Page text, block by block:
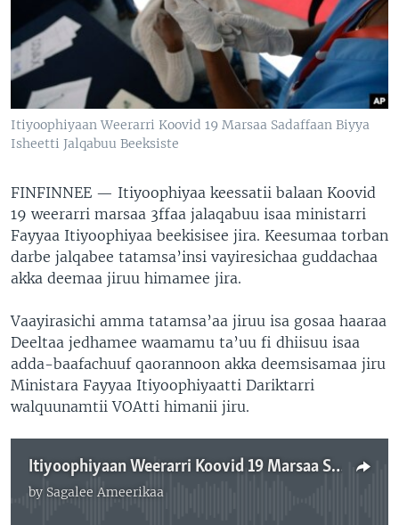
Itiyoophiyaan Weerarri Koovid 19 Marsaa Sadaffaan Biyya
Isheetti Jalqabuu Beeksiste
FINFINNEE — Itiyoophiyaa keessatii balaan Koovid
19 weerarri marsaa 3ffaa jalaqabuu isaa ministarri
Fayyaa Itiyoophiyaa beekisisee jira. Keesumaa torban
darbe jalqabee tatamsa’insi vayiresichaa guddachaa
akka deemaa jiruu himamee jira.
Vaayirasichi amma tatamsa’aa jiruu isa gosaa haaraa
Deeltaa jedhamee waamamu ta’uu fi dhiisuu isaa
adda-baafachuuf qaorannoon akka deemsisamaa jiru
Ministara Fayyaa Itiyoophiyaatti Dariktarri
walquunamtii VOAtti himanii jiru.
Itiyoophiyaan Weerarri Koovid 19 Marsaa Sadaffaan Biyya Isheetti Jalqabuu Beeksiste
by Sagalee Ameerikaa
No media source currently available